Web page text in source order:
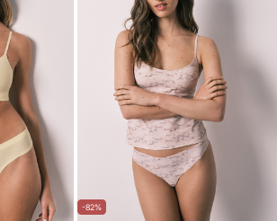
-82%